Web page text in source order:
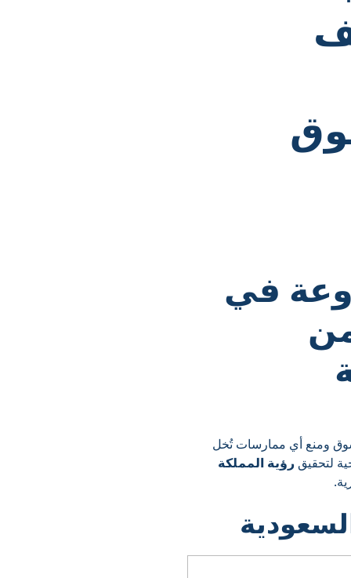
في
ومنع أي ممارسات تُخل
رؤية المملكة